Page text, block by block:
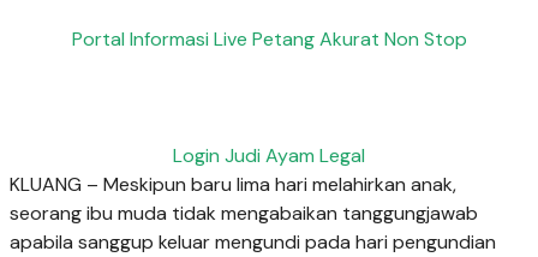
Portal Informasi Live Petang Akurat Non Stop
Login Judi Ayam Legal
KLUANG – Meskipun baru lima hari melahirkan anak,
seorang ibu muda tidak mengabaikan tanggungjawab
apabila sanggup keluar mengundi pada hari pengundian